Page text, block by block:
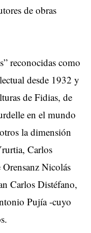
de obras
reconocidas como
desde 1932 y
de Fidias, de
en el mundo
la dimensión
Carlos
Nicolás
Carlos Distéfano,
Pujía -cuyo